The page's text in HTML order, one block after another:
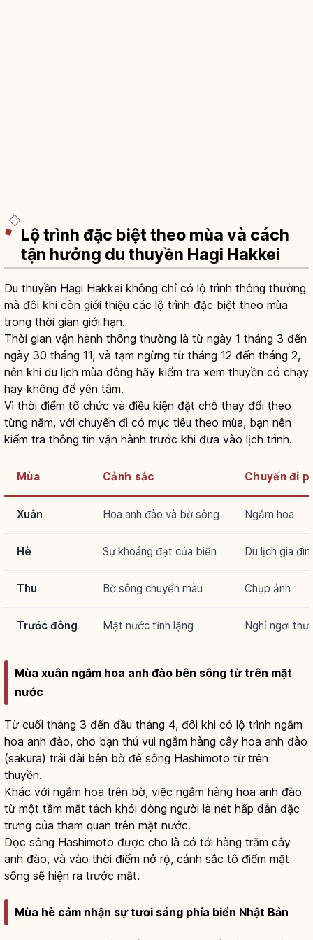
Lộ trình đặc biệt theo mùa và cách
tận hưởng du thuyền Hagi Hakkei
Du thuyền Hagi Hakkei không chỉ có lộ trình thông thường
mà đôi khi còn giới thiệu các lộ trình đặc biệt theo mùa
trong thời gian giới hạn.
Thời gian vận hành thông thường là từ ngày 1 tháng 3 đến
ngày 30 tháng 11, và tạm ngừng từ tháng 12 đến tháng 2,
nên khi du lịch mùa đông hãy kiểm tra xem thuyền có chạy
hay không để yên tâm.
Vì thời điểm tổ chức và điều kiện đặt chỗ thay đổi theo
từng năm, với chuyến đi có mục tiêu theo mùa, bạn nên
kiểm tra thông tin vận hành trước khi đưa vào lịch trình.
Mùa Cảnh sắc Chuyến đi
Xuân Hoa anh đào và bờ sông Ngắm hoa
Hè Sự khoáng đạt của biển Du lịch gia
Thu Bờ sông chuyển màu Chụp ảnh
Trước đông Mặt nước tĩnh lặng Nghỉ ngơi thư
Mùa xuân ngắm hoa anh đào bên sông từ trên mặt
nước
Từ cuối tháng 3 đến đầu tháng 4, đôi khi có lộ trình ngắm
hoa anh đào, cho bạn thú vui ngắm hàng cây hoa anh đào
(sakura) trải dài bên bờ đê sông Hashimoto từ trên
thuyền.
Khác với ngắm hoa trên bờ, việc ngắm hàng hoa anh đào
từ một tầm mắt tách khỏi dòng người là nét hấp dẫn đặc
trưng của tham quan trên mặt nước.
Dọc sông Hashimoto được cho là có tới hàng trăm cây
anh đào, và vào thời điểm nở rộ, cảnh sắc tô điểm mặt
sông sẽ hiện ra trước mắt.
Mùa hè cảm nhận sự tươi sáng phía biển Nhật Bản